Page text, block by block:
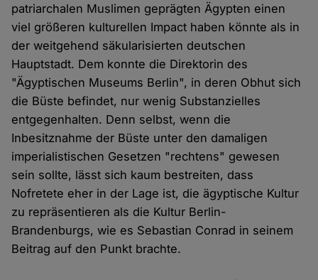
patriarchalen Muslimen geprägten Ägypten einen
viel größeren kulturellen Impact haben könnte als in
der weitgehend säkularisierten deutschen
Hauptstadt. Dem konnte die Direktorin des
"Ägyptischen Museums Berlin", in deren Obhut sich
die Büste befindet, nur wenig Substanzielles
entgegenhalten. Denn selbst, wenn die
Inbesitznahme der Büste unter den damaligen
imperialistischen Gesetzen "rechtens" gewesen
sein sollte, lässt sich kaum bestreiten, dass
Nofretete eher in der Lage ist, die ägyptische Kultur
zu repräsentieren als die Kultur Berlin-
Brandenburgs, wie es Sebastian Conrad in seinem
Beitrag auf den Punkt brachte.